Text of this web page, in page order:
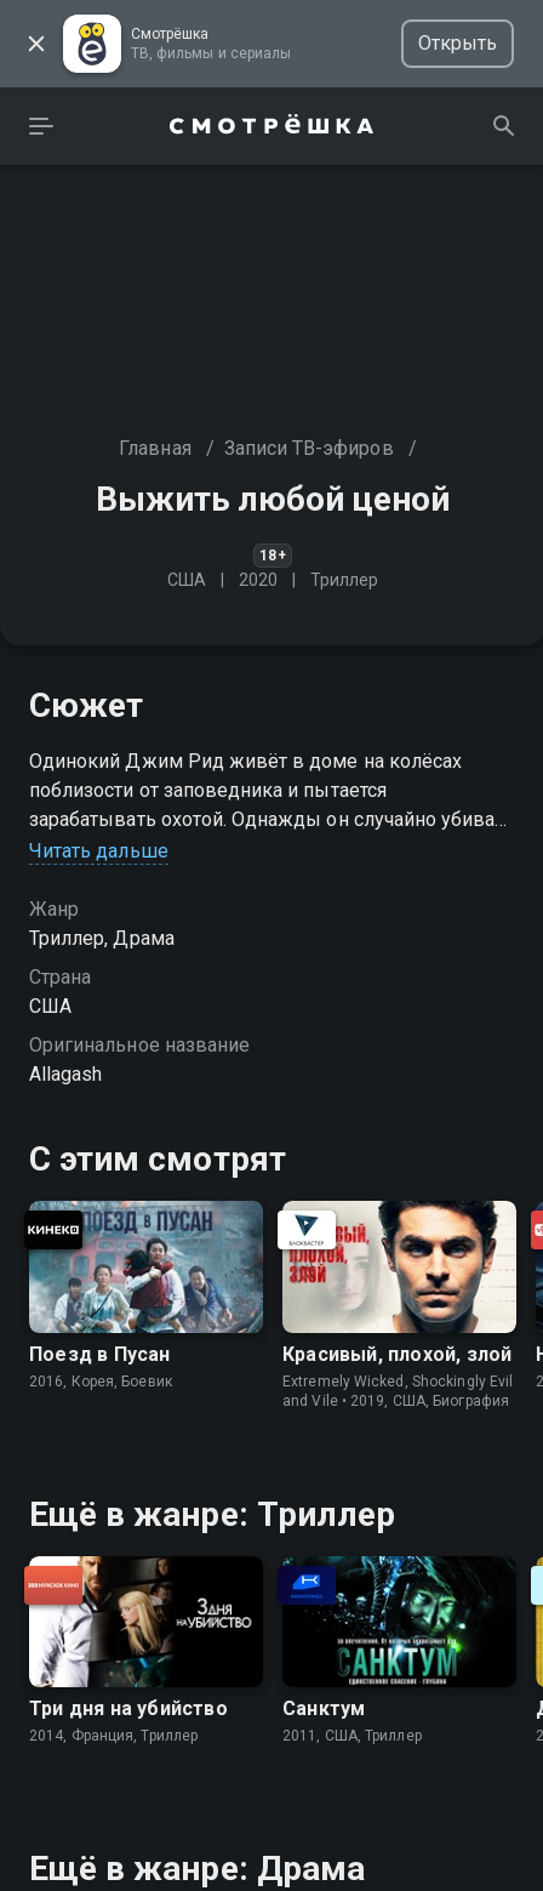
Смотрёшка
ТВ, фильмы и сериалы
Открыть
Главная / Записи ТВ-эфиров /
Выжить любой ценой
18+
США 2020 Триллер
Сюжет
Одинокий Джим Рид живёт в доме на колёсах
поблизости от заповедника и пытается
зарабатывать охотой. Однажды он случайно убивает
женщину, которую принял издалека за зверя, и
долларов
Читать дальше
Жанр
Триллер, Драма
Страна
США
Оригинальное название
Allagash
С этим смотрят
Поезд в Пусан
2016, Корея, Боевик
Красивый, плохой, злой
Extremely Wicked, Shockingly Evil
and Vile • 2019, США, Биография
Ещё в жанре: Триллер
Три дня на убийство
2014, Франция, Триллер
Санктум
2011, США, Триллер
Ещё в жанре: Драма